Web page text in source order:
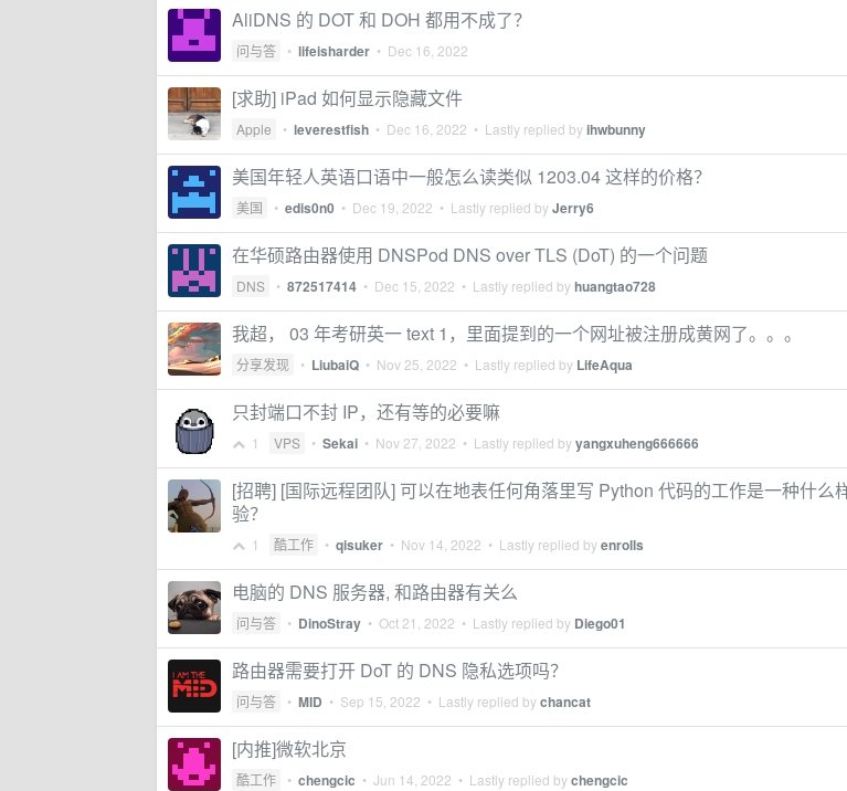
AliDNS 的 DOT 和 DOH 都用不成了？
问与答 • lifeisharder • Dec 16, 2022
[求助] iPad 如何显示隐藏文件
Apple • leverestfish • Dec 16, 2022 • Lastly replied byihwbunny
美国年轻人英语口语中一般怎么读类似 1203.04 这样的价格？
美国 • edis0n0 • Dec 19, 2022 • Lastly replied byJerry6
在华硕路由器使用 DNSPod DNS over TLS (DoT) 的一个问题
DNS • 872517414 • Dec 15, 2022 • Lastly replied byhuangtao728
我超， 03 年考研英一 text 1，里面提到的一个网址被注册成黄网了。。。
分享发现 • LiubaiQ • Nov 25, 2022 • Lastly replied by LifeAqua
只封端口不封 IP，还有等的必要嘛
1 VPS • Sekai • Nov 27, 2022 • Lastly replied byyangxuheng666666
[招聘] [国际远程团队] 可以在地表任何角落里写 Python 代码的工作是一种什么
验？
1 酷工作 • qisuker • Nov 14, 2022 • Lastly replied byenrolls
电脑的 DNS 服务器, 和路由器有关么
问与答 • DinoStray • Oct 21, 2022 • Lastly replied by Diego01
路由器需要打开 DoT 的 DNS 隐私选项吗？
问与答 • MID • Sep 15, 2022 • Lastly replied bychancat
[内推]微软北京
酷工作 • chengcic • Jun 14, 2022 • Lastly replied bychengcic